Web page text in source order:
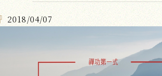
2018/04/07